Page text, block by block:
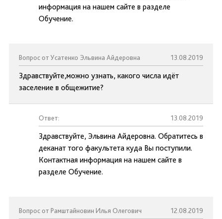
информация на нашем сайте в разделе
Обучение.
Вопрос от Усатенко Эльвина Айдеровна 13.08.2019
Здравствуйте,можно узнать, какого числа идёт
заселение в общежитие?
Ответ: 13.08.2019
Здравствуйте, Эльвина Айдеровна. Обратитесь в
деканат того факультета куда Вы поступили.
Контактная информация на нашем сайте в
разделе Обучение.
Вопрос от Рамштайновин Илья Олегович 12.08.2019